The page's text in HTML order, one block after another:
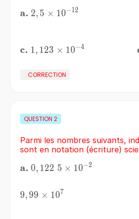
\bf{a.}
a. 2,5\times10^{-12}
2, 5 × 10−12
\bf{c.}
c. 1,123\times10^{-4}
1, 123 × 10−4
CORRECTION
QUESTION 2
Parmi les nombres suivants,
sont en notation (écriture)
\bf{a.}
a. 0,122\;5\times10^{-2}
0, 122 5 × 10−2
9,99\times10^{7}
9,99 × 107